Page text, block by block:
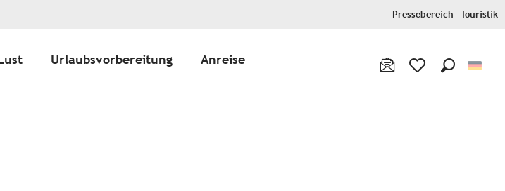
Pressebereich Touristik
Urlaubsvorbereitung Anreise